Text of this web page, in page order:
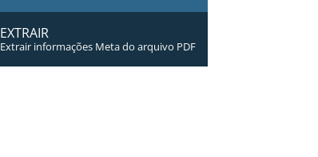
EXTRAIR
Extrair informações Meta do arquivo PDF